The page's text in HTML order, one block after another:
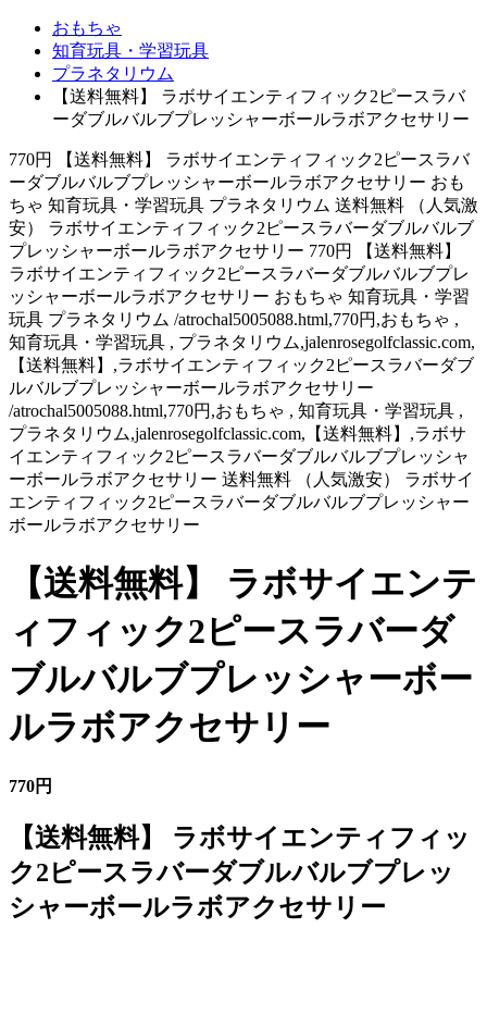
おもちゃ
知育玩具・学習玩具
プラネタリウム
【送料無料】 ラボサイエンティフィック2ピースラバ
ーダブルバルブプレッシャーボールラボアクセサリー
770円 【送料無料】 ラボサイエンティフィック2ピースラバ
ーダブルバルブプレッシャーボールラボアクセサリー おも
ちゃ 知育玩具・学習玩具 プラネタリウム 送料無料 （人気激
安） ラボサイエンティフィック2ピースラバーダブルバルブ
プレッシャーボールラボアクセサリー 770円 【送料無料】
ラボサイエンティフィック2ピースラバーダブルバルブプレ
ッシャーボールラボアクセサリー おもちゃ 知育玩具・学習
玩具 プラネタリウム /atrochal5005088.html,770円,おもちゃ ,
知育玩具・学習玩具 , プラネタリウム,jalenrosegolfclassic.com,
【送料無料】,ラボサイエンティフィック2ピースラバーダブ
ルバルブプレッシャーボールラボアクセサリー
/atrochal5005088.html,770円,おもちゃ , 知育玩具・学習玩具 ,
プラネタリウム,jalenrosegolfclassic.com,【送料無料】,ラボサ
イエンティフィック2ピースラバーダブルバルブプレッシャ
ーボールラボアクセサリー 送料無料 （人気激安） ラボサイ
エンティフィック2ピースラバーダブルバルブプレッシャー
ボールラボアクセサリー
【送料無料】 ラボサイエンテ
ィフィック2ピースラバーダ
ブルバルブプレッシャーボー
ルラボアクセサリー
770円
【送料無料】 ラボサイエンティフィッ
ク2ピースラバーダブルバルブプレッ
シャーボールラボアクセサリー